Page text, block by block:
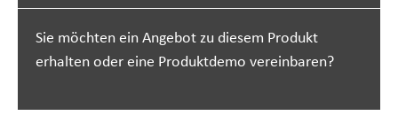
Sie möchten ein Angebot zu diesem Produkt
erhalten oder eine Produktdemo vereinbaren?